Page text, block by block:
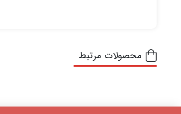
محصولات مرتبط